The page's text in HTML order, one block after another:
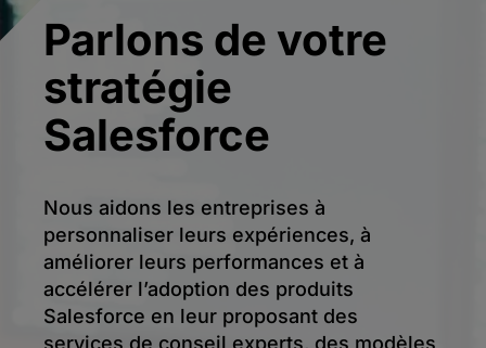
Parlons de votre
stratégie
Salesforce
Nous aidons les entreprises à
personnaliser leurs expériences, à
améliorer leurs performances et à
accélérer l’adoption des produits
Salesforce en leur proposant des